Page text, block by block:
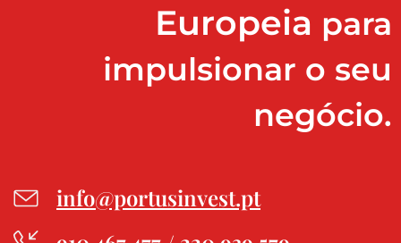
Europeia para
impulsionar o seu
negócio.
info@portusinvest.pt